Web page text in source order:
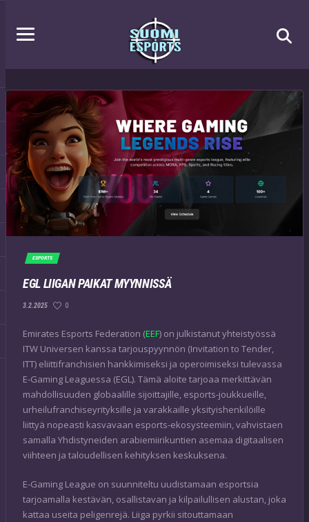
ESPORTS
EGL LIIGAN PAIKAT MYYNNISSÄ
3.2.2025 0
Emirates Esports Federation (EEF) on julkistanut yhteistyössä
ITW Universen kanssa tarjouspyynnön (Invitation to Tender,
ITT) eliittifranchisien hankkimiseksi ja operoimiseksi tulevassa
E-Gaming Leaguessa (EGL). Tämä aloite tarjoaa merkittävän
mahdollisuuden globaalille sijoittajille, esports-joukkueille,
urheilufranchiseyrityksille ja varakkaille yksityishenkilöille
liittyä nopeasti kasvavaan esports-ekosysteemiin, vahvistaen
samalla Yhdistyneiden arabiemiirikuntien asemaa digitaalisen
viihteen ja taloudellisen kehityksen keskuksena.
E-Gaming League on suunniteltu uudistamaan esportsia
tarjoamalla kestävän, osallistavan ja kilpailullisen alustan, joka
kattaa useita peligenrejä. Liiga pyrkii sitouttamaan